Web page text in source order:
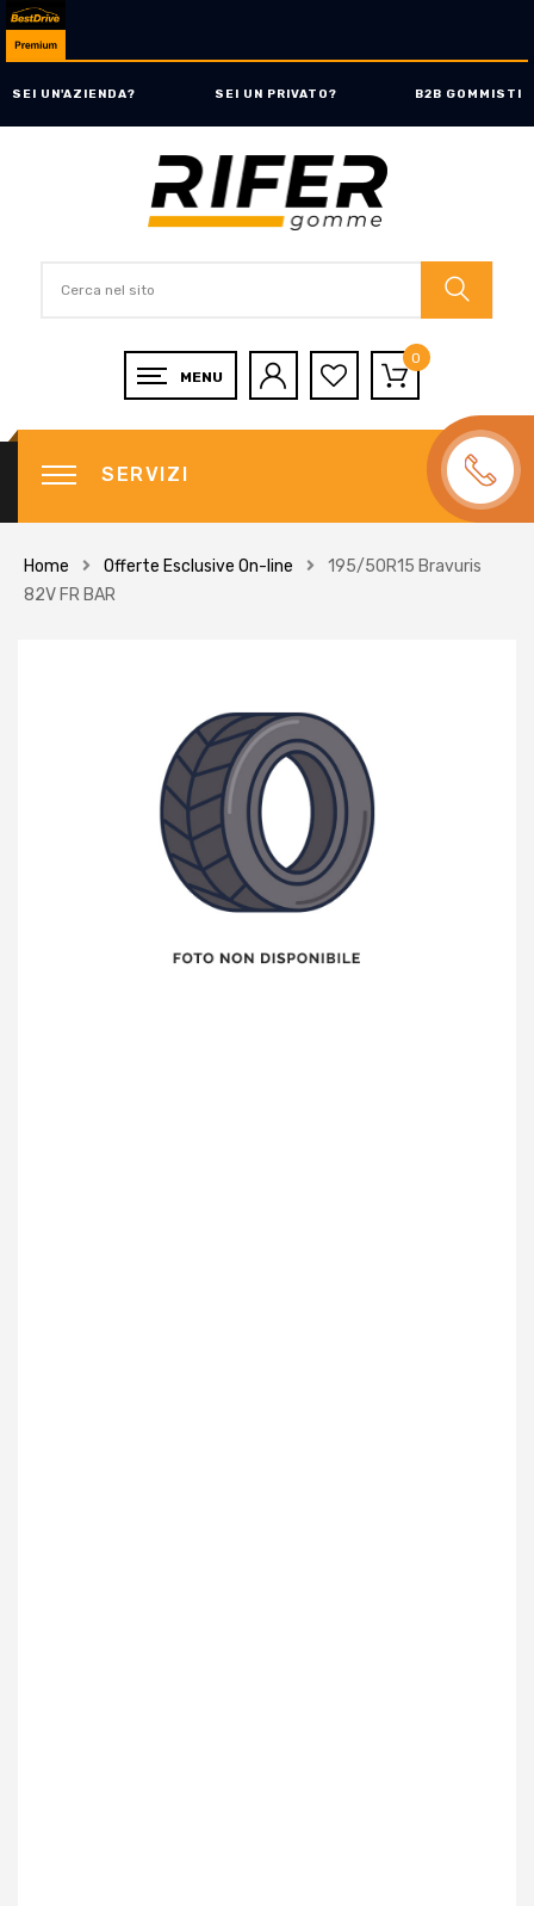
SEI UN'AZIENDA? SEI UN PRIVATO? B2B GOMMISTI
0
SERVIZI
Home Offerte Esclusive On-line
195/50R15 Bravuris
82V FR BAR